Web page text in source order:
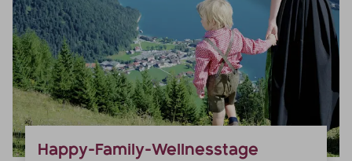
Happy-Family-Wellnesstage